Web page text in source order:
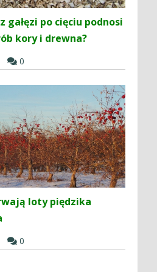
gałęzi po cięciu podnosi
kory i drewna?
0
loty piędzika
0